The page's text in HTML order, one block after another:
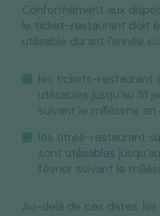
Conformément aux
le ticket-restaurant doit
utilisable durant l'année
les tickets-restaurant
utilisables jusqu’au 31
suivant le millésime en
les titres-restaurant
sont utilisables
février suivant le
Au-delà de ces dates,